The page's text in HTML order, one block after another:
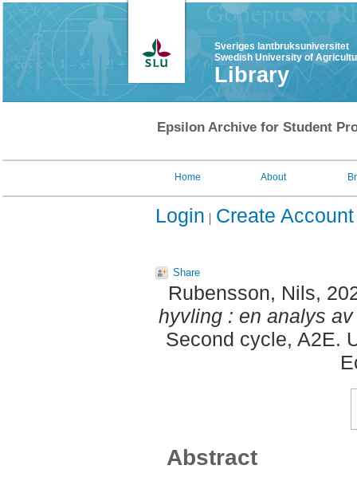
Sveriges lantbruksuniversitet
Swedish University of
Library
Epsilon Archive for Student
Home About
Login Create Account
Share
Rubensson, Nils,
hyvling : en analys
Second cycle, A2E.
Abstract